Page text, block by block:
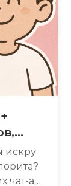
искру
чат-ап